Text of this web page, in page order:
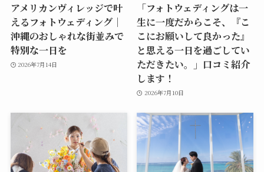
アメリカンヴィレッジで叶
えるフォトウェディング｜
沖縄のおしゃれな街並みで
特別な一日を
2026年7月14日
「フォトウェディングは一
生に一度だからこそ、『こ
こにお願いして良かった』
と思える一日を過ごしてい
ただきたい。」口コミ紹介
します！
2026年7月10日